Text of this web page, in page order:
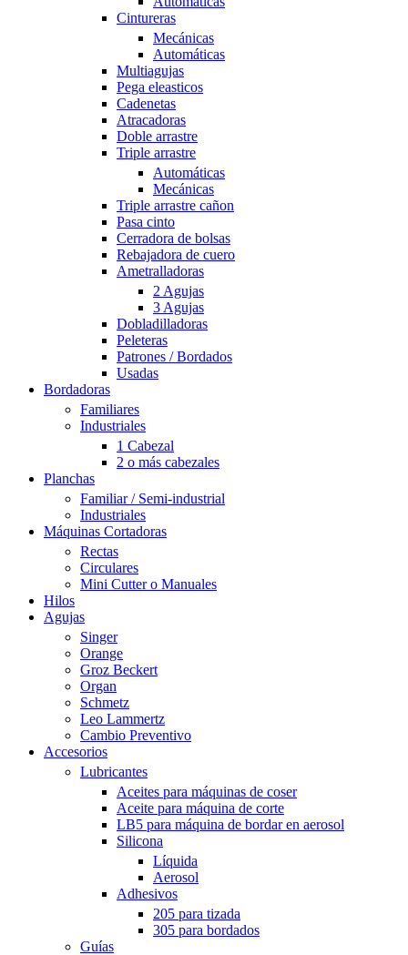
Cintureras
Mecánicas
Automáticas
Multiagujas
Pega eleasticos
Cadenetas
Atracadoras
Doble arrastre
Triple arrastre
Automáticas
Mecánicas
Triple arrastre cañon
Pasa cinto
Cerradora de bolsas
Rebajadora de cuero
Ametralladoras
2 Agujas
3 Agujas
Dobladilladoras
Peleteras
Patrones / Bordados
Usadas
Bordadoras
Familiares
Industriales
1 Cabezal
2 o más cabezales
Planchas
Familiar / Semi-industrial
Industriales
Máquinas Cortadoras
Rectas
Circulares
Mini Cutter o Manuales
Hilos
Agujas
Singer
Orange
Groz Beckert
Organ
Schmetz
Leo Lammertz
Cambio Preventivo
Accesorios
Lubricantes
Aceites para máquinas de coser
Aceite para máquina de corte
LB5 para máquina de bordar en aerosol
Silicona
Líquida
Aerosol
Adhesivos
205 para tizada
305 para bordados
Guías